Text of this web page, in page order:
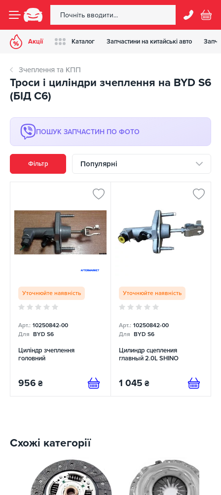
Акції Каталог Запчастини на китайські авто
Зчеплення та КПП
Троси і циліндри зчеплення на BYD S6
(БІД С6)
ПОШУК ЗАПЧАСТИН ПО ФОТО
Фільтр Популярні
Уточнюйте наявність
Арт.: 10250842-00
Для BYD S6
Циліндр зчеплення
головний
956 ₴
Уточнюйте наявність
Арт.: 10250842-00
Для BYD S6
Цилиндр сцепления
главный 2.0L SHINO
1 045 ₴
Схожі категорії